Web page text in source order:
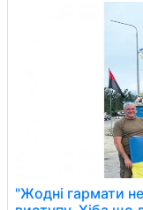
"Жодні гармати